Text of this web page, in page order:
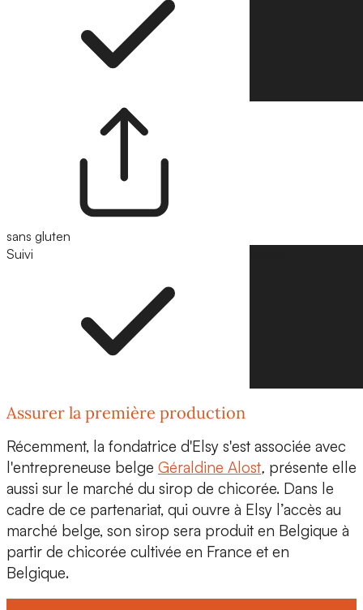
sans gluten
Suivi
Assurer la première production
Récemment, la fondatrice d'Elsy s'est associée avec
l'entrepreneuse belge Géraldine Alost, présente elle
aussi sur le marché du sirop de chicorée. Dans le
cadre de ce partenariat, qui ouvre à Elsy l’accès au
marché belge, son sirop sera produit en Belgique à
partir de chicorée cultivée en France et en
Belgique.